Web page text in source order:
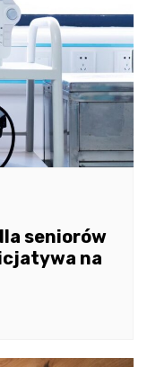
seniorów
na